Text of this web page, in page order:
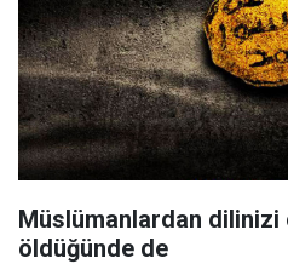
Müslümanlardan
öldüğünde de